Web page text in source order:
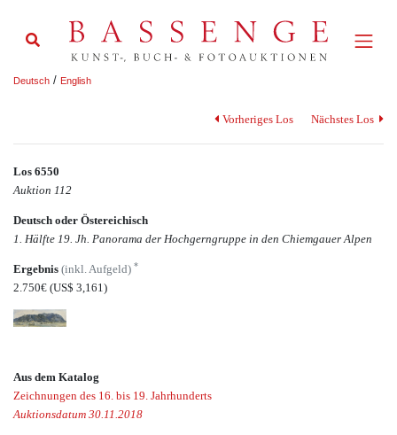
Deutsch / English
Vorheriges Los Nächstes Los
Los 6550
Auktion 112
Deutsch oder Östereichisch
1. Hälfte 19. Jh. Panorama der Hochgerngruppe in den Chiemgauer Alpen
Ergebnis (inkl. Aufgeld) *
2.750€ (US$ 3,161)
Aus dem Katalog
Zeichnungen des 16. bis 19. Jahrhunderts
Auktionsdatum 30.11.2018